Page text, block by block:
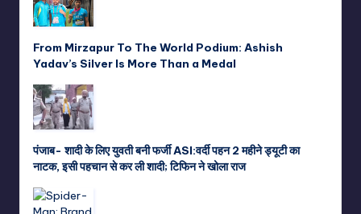
From Mirzapur To The World Podium: Ashish
Yadav’s Silver Is More Than a Medal
पंजाब- शादी के लिए युवती बनी फर्जी ASI:वर्दी पहन 2 महीने ड्यूटी का
नाटक, इसी पहचान से कर ली शादी; टिफिन ने खोला राज